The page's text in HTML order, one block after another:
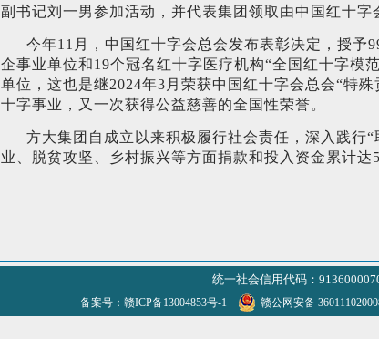
副书记刘一男参加活动，并代表集团领取由中国红十字
今年11月，中国红十字会总会发布表彰决定，授予
企事业单位和19个冠名红十字医疗机构“全国红十字模
单位，这也是继2024年3月荣获中国红十字会总会“特
十字事业，又一次获得公益慈善的全国性荣誉。
方大集团自成立以来积极履行社会责任，深入践行
业、脱贫攻坚、乡村振兴等方面捐款和投入资金累计
统一社会信用代码：
备案号：赣ICP备13004853号-1 赣公网安备